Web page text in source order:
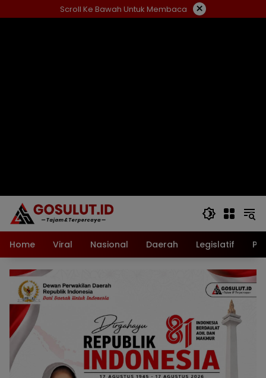
ke
Scroll Ke Bawah Untuk Membaca ×
Home Viral Nasional Daerah Legislatif